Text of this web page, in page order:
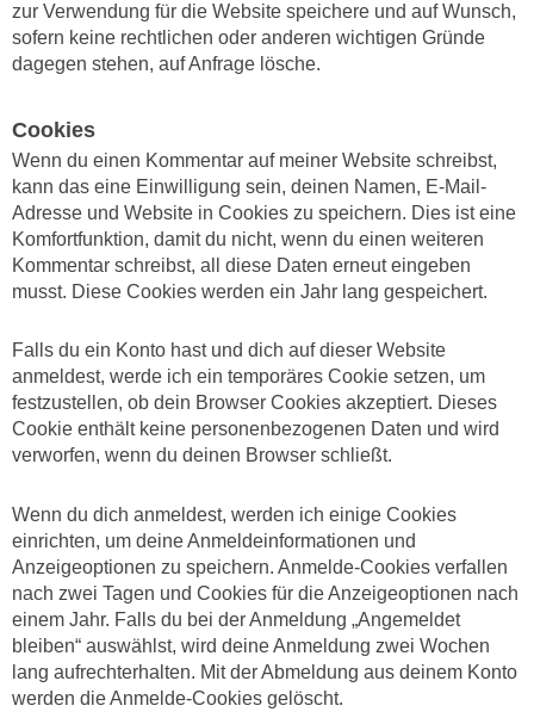
zur Verwendung für die Website speichere und auf Wunsch,
sofern keine rechtlichen oder anderen wichtigen Gründe
dagegen stehen, auf Anfrage lösche.
Cookies
Wenn du einen Kommentar auf meiner Website schreibst,
kann das eine Einwilligung sein, deinen Namen, E-Mail-
Adresse und Website in Cookies zu speichern. Dies ist eine
Komfortfunktion, damit du nicht, wenn du einen weiteren
Kommentar schreibst, all diese Daten erneut eingeben
musst. Diese Cookies werden ein Jahr lang gespeichert.
Falls du ein Konto hast und dich auf dieser Website
anmeldest, werde ich ein temporäres Cookie setzen, um
festzustellen, ob dein Browser Cookies akzeptiert. Dieses
Cookie enthält keine personenbezogenen Daten und wird
verworfen, wenn du deinen Browser schließt.
Wenn du dich anmeldest, werden ich einige Cookies
einrichten, um deine Anmeldeinformationen und
Anzeigeoptionen zu speichern. Anmelde-Cookies verfallen
nach zwei Tagen und Cookies für die Anzeigeoptionen nach
einem Jahr. Falls du bei der Anmeldung „Angemeldet
bleiben“ auswählst, wird deine Anmeldung zwei Wochen
lang aufrechterhalten. Mit der Abmeldung aus deinem Konto
werden die Anmelde-Cookies gelöscht.